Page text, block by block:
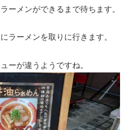
ーメンができるまで待ちます。
ラーメンを取りに行きます。
ーが違うようですね。